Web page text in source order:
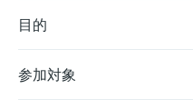
目的
参加対象